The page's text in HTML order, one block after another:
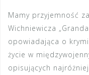
Mamy przyjemność
Wichniewicza
opowiadająca o
życie w
opisujących